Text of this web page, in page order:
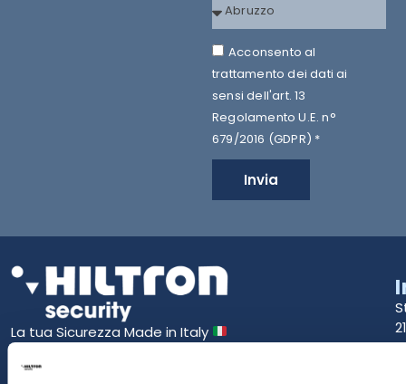
Acconsento al
trattamento dei dati ai
sensi dell'art. 13
Regolamento U.E. n°
679/2016 (GDPR) *
Invia
La tua Sicurezza Made in Italy